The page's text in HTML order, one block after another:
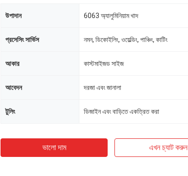
উপাদান 6063 অ্যালুমিনিয়াম খাদ
প্রসেসিং সার্ভিস নমন, ডিকোইলিং, ওয়েল্ডিং, পাঞ্চিং, কাটিং
আকার কাস্টমাইজড সাইজ
আবেদন দরজা এবং জানালা
টুলিং ডিজাইন এবং বাড়িতে একত্রিত করা
ভালো দাম এখন চ্যাট করুন